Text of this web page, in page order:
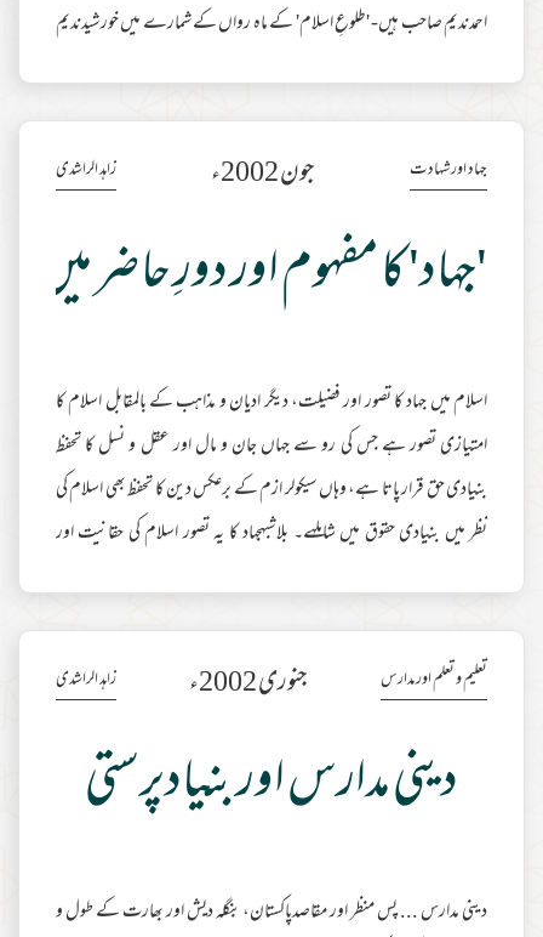
احمدنديم صاحب ہيں- 'طلوعِ اسلام' كے ماہ رواں كے شمارے ميں خورشيدنديم
ہے اور اس كے جواب ميں ادارہ طلوع اسلام كى طرف سے ايك تفصيلى مضمون
بهى اسى شمارے ميں شامل اشاعت ہے- ہميں ان مضامين كى باقى تفصيلات
سے زيادہ دلچسپى نہيں، البتہ ا
جہاد اور شہادت جون 2002ء زاہد الراشدی
'جہاد' کا مفہوم اور دورِ حاضر
اسلام میں جہاد کا تصور اور فضیلت، دیگر ادیان و مذاہب کے بالمقابل اسلام کا
امتیازی تصور ہے جس کی رو سے جہاں جان و مال اور عقل و نسل کا تحفظ
بنیادی حق قرار پاتا ہے، وہاں سیکولر ازم کے برعکس دین کا تحفظ بھی اسلام کی
نظر میں بنیادی حقوق میں شاملہے۔ بلاشبہجہاد کا یہ تصور اسلام کی حقانیت اور
میں شامل ہیں جو موقع بموقع ایسے تصورات کو اجاگر کرتے رہتے ہیں۔ اسی سلسلے
میں پنجاب یونیورسٹی (شیخ زاید اسلامک سنٹر) کے زیر اہتمام ایک سیمینارمزید
مطالعہ
تعلیم و تعلم اور مدارس جنوری 2002ء زاہد الراشدی
دینی مدارس اور بنیادپرستی
دینی مدارس ... پس منظر اور مقاصدپاکستان، بنگلہ دیش اور بھارت کے طول و